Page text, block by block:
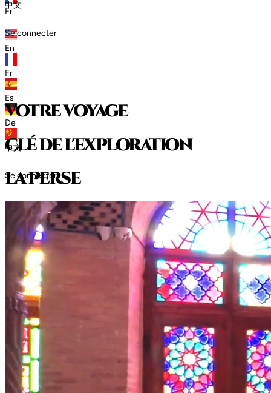
Fr
En
Fr
Es
De
中文
Se connecter
中文
Se connecter
votre voyage
clé de l'exploration
laPerse